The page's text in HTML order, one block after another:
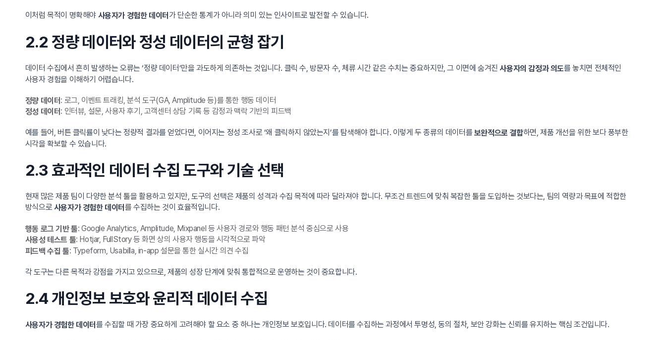
이처럼 목적이 명확해야 사용자가 경험한 데이터 가 단순한 통계가 아니라 의미 있는 인사이트로 발전할 수 있습니다.
2.2 정량 데이터와 정성 데이터의 균형 잡기
데이터 수집에서 흔히 발생하는 오류는 ‘정량 데이터’만을 과도하게 의존하는 것입니다. 클릭 수, 방문자 수, 체류 시간 같은 수치는 중요하지만, 그 이면에 숨겨진사용자의 감정과 의도를 놓치면 전체적인
사용자 경험을 이해하기 어렵습니다.
정량 데이터 : 로그, 이벤트 트래킹, 분석 도구(GA, Amplitude 등)를 통한 행동 데이터
정성 데이터 : 인터뷰, 설문, 사용자 후기, 고객센터 상담 기록 등 감정과 맥락 기반의 피드백
예를 들어, 버튼 클릭률이 낮다는 정량적 결과를 얻었다면, 이어지는 정성 조사로 ‘왜 클릭하지 않았는지’를 탐색해야 합니다. 이렇게 두 종류의 데이터를 보완적으로 결합하면, 제품 개선을 위한 보다 풍부한
시각을 확보할 수 있습니다.
2.3 효과적인 데이터 수집 도구와 기술 선택
현재 많은 제품 팀이 다양한 분석 툴을 활용하고 있지만, 도구의 선택은 제품의 성격과 수집 목적에 따라 달라져야 합니다. 무조건 트렌드에 맞춰 복잡한 툴을 도입하는 것보다는, 팀의 역량과 목표에 적합한
방식으로 사용자가 경험한 데이터 를 수집하는 것이 효율적입니다.
행동 로그 기반 툴: Google Analytics, Amplitude, Mixpanel 등 사용자 경로와 행동 패턴 분석 중심으로 사용
사용성 테스트 툴: Hotjar, FullStory 등 화면 상의 사용자 행동을 시각적으로 파악
피드백 수집 툴: Typeform, Usabilla, in-app 설문을 통한 실시간 의견 수집
각 도구는 다른 목적과 강점을 가지고 있으므로, 제품의 성장 단계에 맞춰 통합적으로 운영하는 것이 중요합니다.
2.4 개인정보 보호와 윤리적 데이터 수집
사용자가 경험한 데이터 를 수집할 때 가장 중요하게 고려해야 할 요소 중 하나는 개인정보 보호입니다. 데이터를 수집하는 과정에서 투명성, 동의 절차, 보안 강화는 신뢰를 유지하는 핵심 조건입니다.